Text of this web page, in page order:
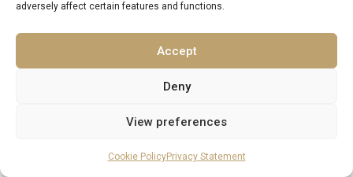
adversely affect certain features and functions.
Accept
Deny
View preferences
Cookie PolicyPrivacy Statement
l’équipement de première qualité, des guides privés
experts et des itinéraires personnalisés. Il s’agit de
profiter d’activités passionnantes avec plus de
confort, d’intimité et de service sur mesure.